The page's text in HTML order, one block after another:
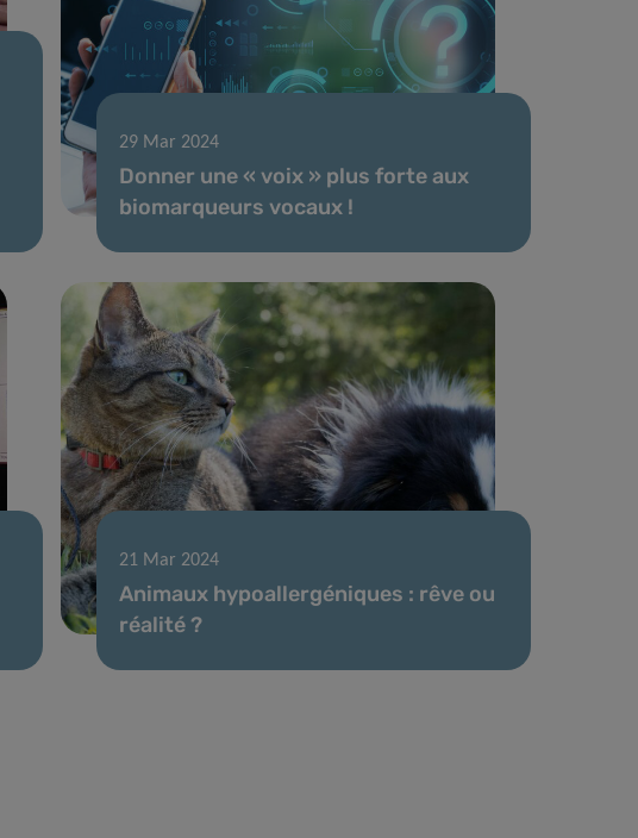
29 Mar 2024
Donner une « voix » plus forte aux
biomarqueurs vocaux !
21 Mar 2024
Animaux hypoallergéniques : rêve ou
réalité ?